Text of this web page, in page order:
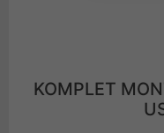
KOMPLET